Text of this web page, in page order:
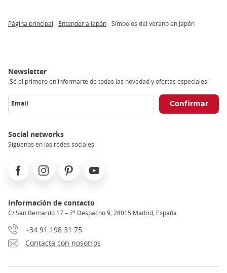
Página principal Entender a Japón Símbolos del verano en Japón
Newsletter
¡Sé el primero en informarte de todas las novedad y ofertas especiales!
Email
Social networks
Síguenos en las redes sociales
FacebookInstagramPinterest Youtube
Información de contacto
C/ San Bernardo 17 – 7º Despacho 9, 28015 Madrid, España
+34 91 198 31 75
Contacta con nosotros